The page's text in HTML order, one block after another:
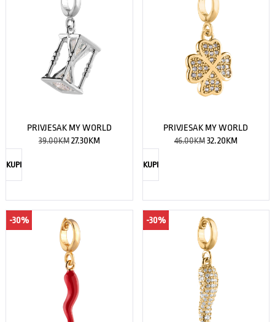
PRIVJESAK MY WORLD
39.00KM 27.30KM
KUPI
PRIVJESAK MY WORLD
46.00KM 32.20KM
KUPI
-30% -30%